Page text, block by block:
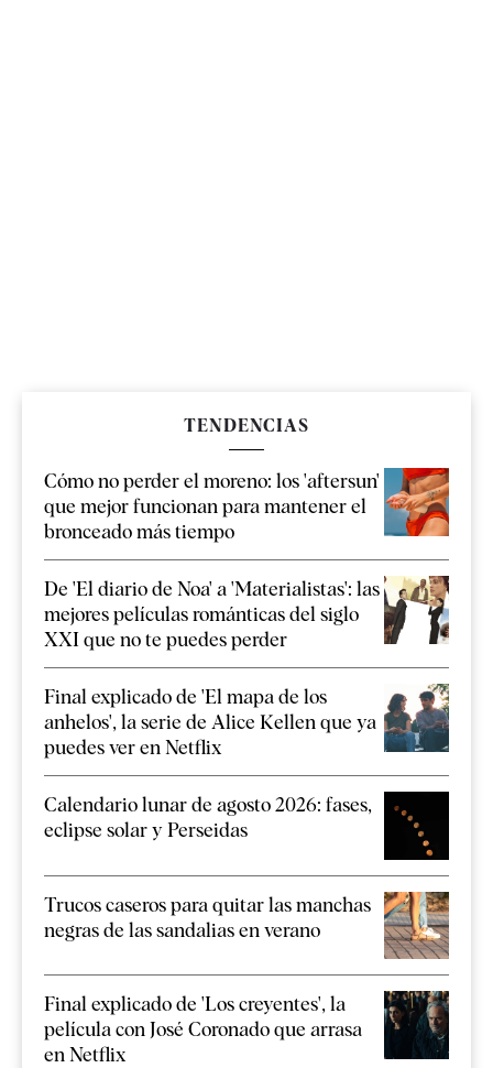
TENDENCIAS
Cómo no perder el moreno: los 'aftersun'
que mejor funcionan para mantener el
bronceado más tiempo
De 'El diario de Noa' a 'Materialistas': las
mejores películas románticas del siglo
XXI que no te puedes perder
Final explicado de 'El mapa de los
anhelos', la serie de Alice Kellen que ya
puedes ver en Netflix
Calendario lunar de agosto 2026: fases,
eclipse solar y Perseidas
Trucos caseros para quitar las manchas
negras de las sandalias en verano
Final explicado de 'Los creyentes', la
película con José Coronado que arrasa
en Netflix